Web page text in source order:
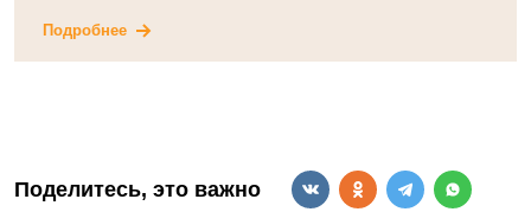
Подробнее
Поделитесь, это важно